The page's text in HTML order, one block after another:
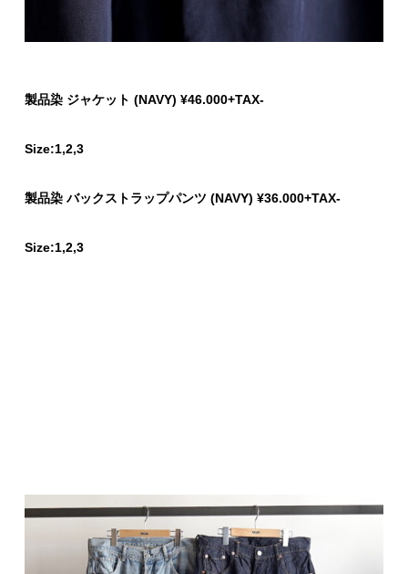
製品染 ジャケット (NAVY) ¥46.000+TAX-
Size:1,2,3
製品染 バックストラップパンツ (NAVY) ¥36.000+TAX-
Size:1,2,3